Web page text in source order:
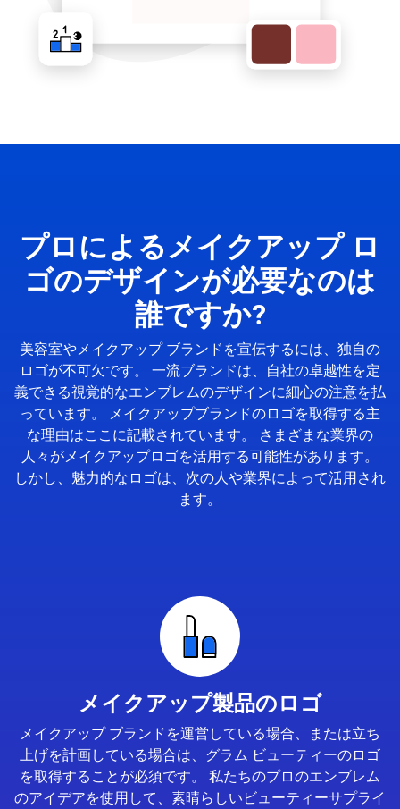
プロによるメイクアップ ロ
ゴのデザインが必要なのは
誰ですか?
美容室やメイクアップ ブランドを宣伝するには、独自の
ロゴが不可欠です。 一流ブランドは、自社の卓越性を定
義できる視覚的なエンブレムのデザインに細心の注意を払
っています。 メイクアップブランドのロゴを取得する主
な理由はここに記載されています。 さまざまな業界の
人々がメイクアップロゴを活用する可能性があります。
しかし、魅力的なロゴは、次の人や業界によって活用され
ます。
メイクアップ製品のロゴ
メイクアップ ブランドを運営している場合、または立ち
上げを計画している場合は、グラム ビューティーのロゴ
を取得することが必須です。 私たちのプロのエンブレム
のアイデアを使用して、素晴らしいビューティーサプライ